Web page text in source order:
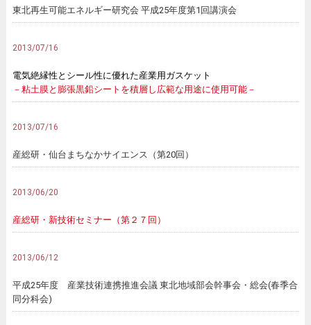
東北再生可能エネルギー研究会 平成25年度第1回講演会
2013/07/16
電気絶縁性とシール性に優れた産業用ガスケット
－粘土膜と膨張黒鉛シートを積層し広範な用途に使用可能－
2013/07/16
産総研・仙台まちなかサイエンス（第20回）
2013/06/20
産総研・新技術セミナー（第２７回）
2013/06/12
平成25年度 産業技術連携推進会議 東北地域部会幹事会・総会(春季合
同分科会)